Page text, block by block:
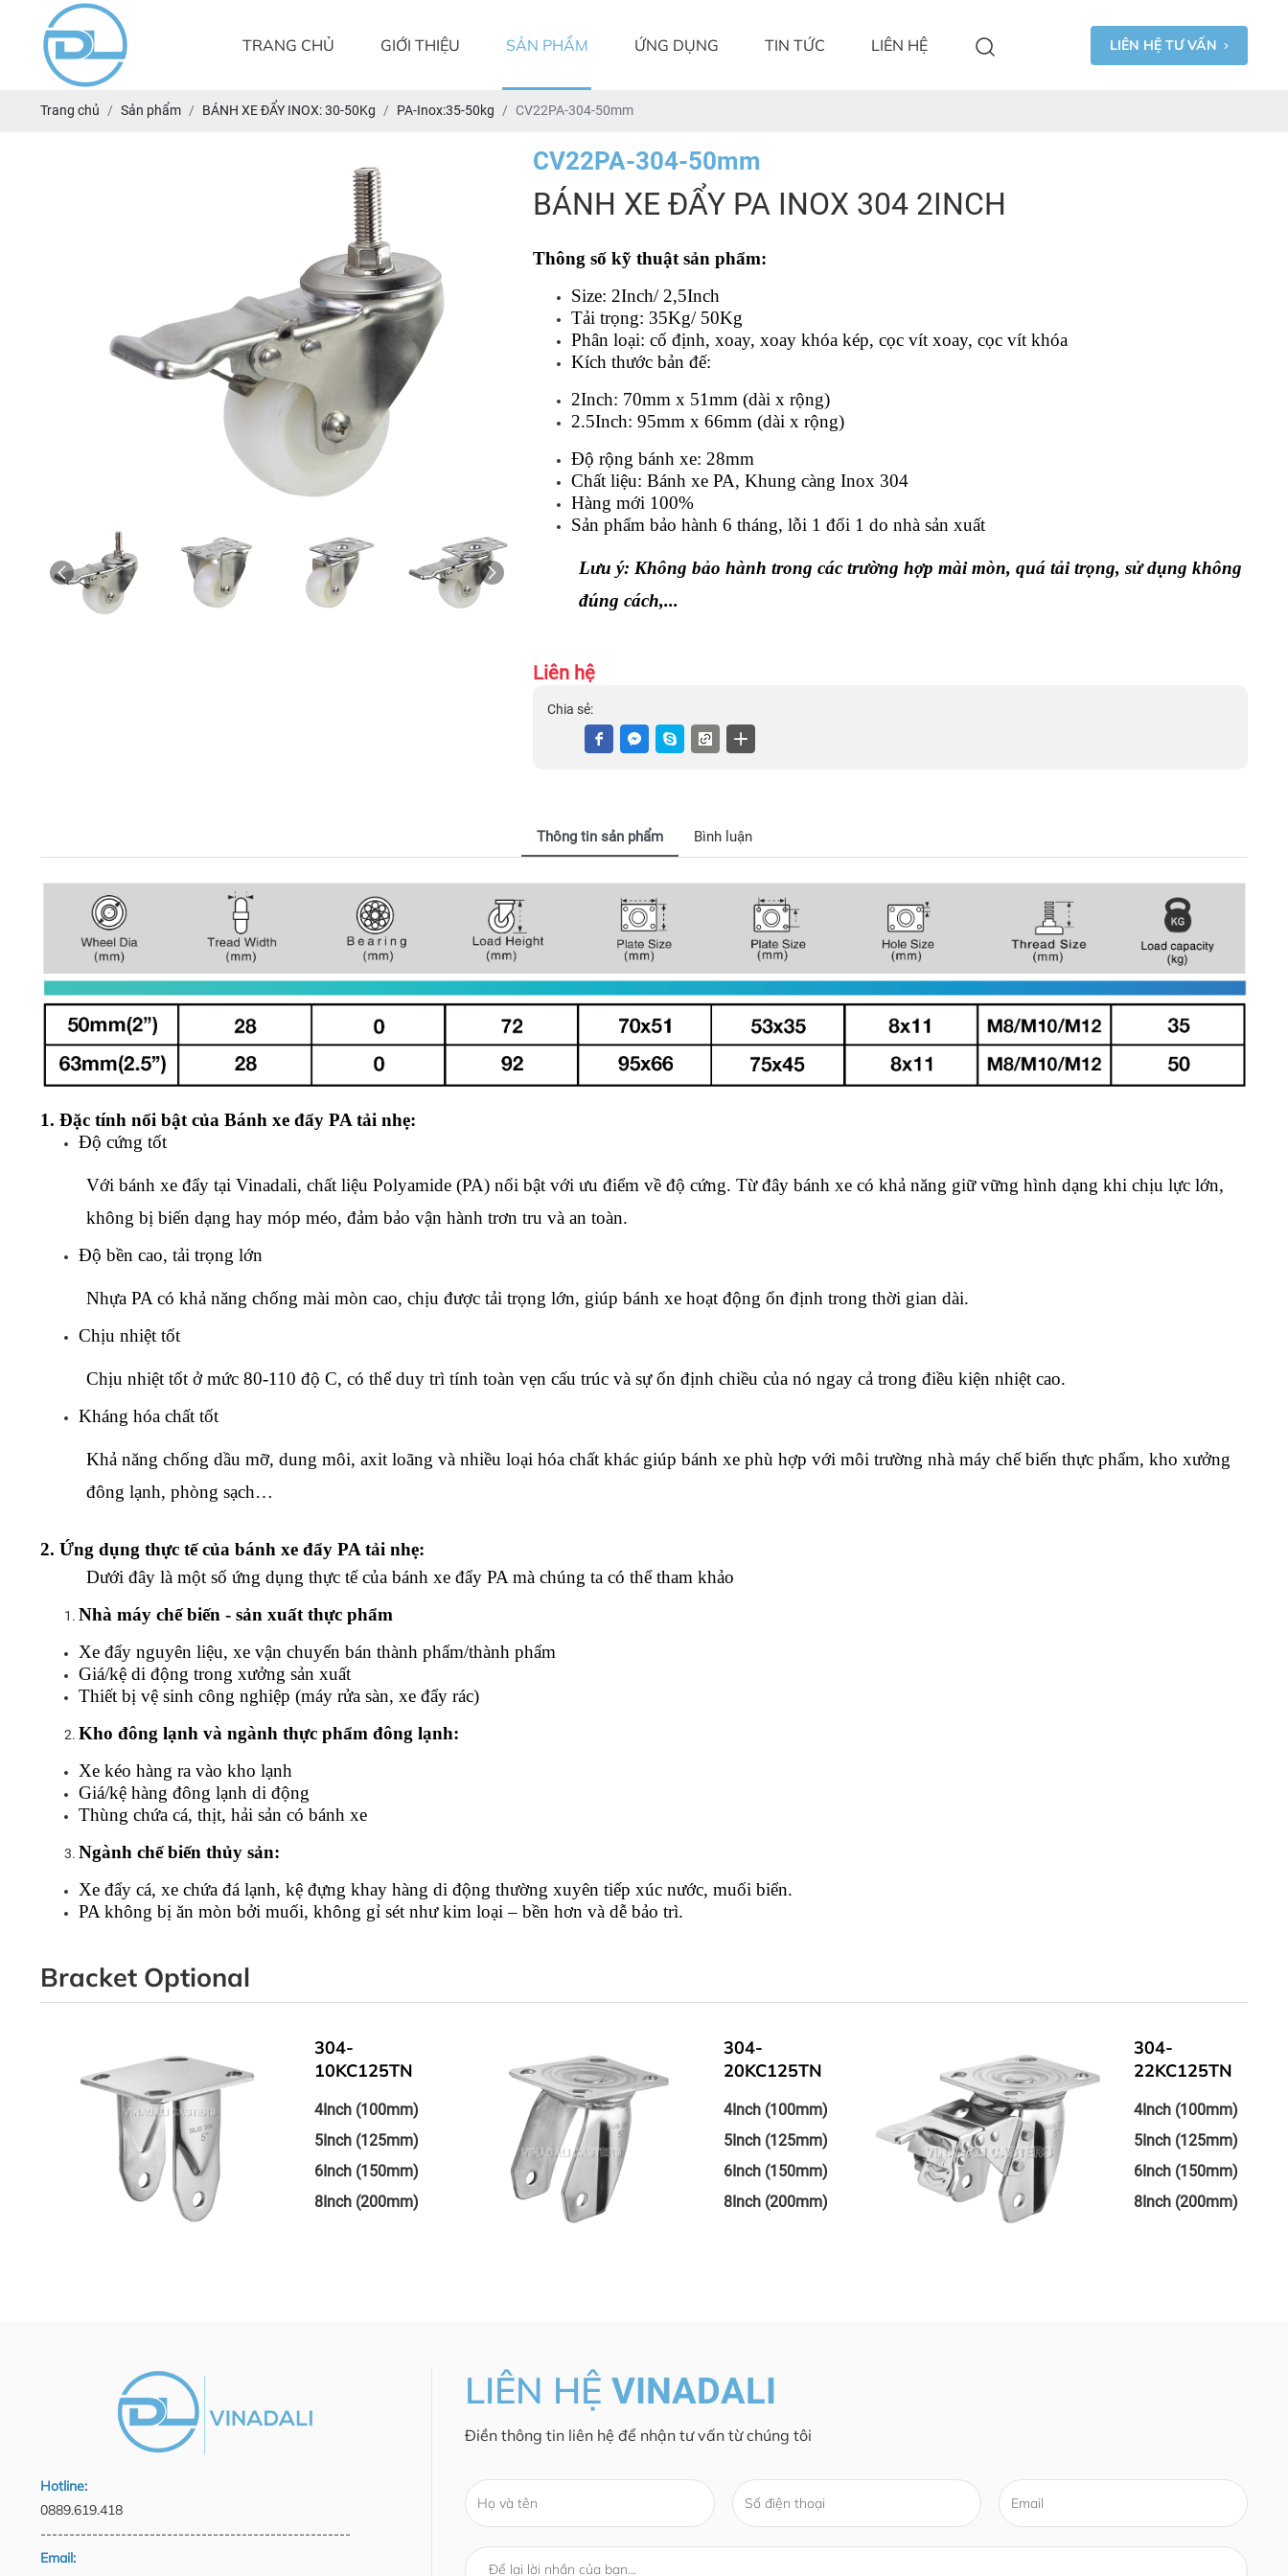
TRANG CHỦ GIỚI THIỆU SẢN PHẨM ỨNG DỤNG TIN TỨC LIÊN HỆ LIÊN HỆ TƯ VẤN
Trang chủ Sản phẩm BÁNH XE ĐẨY INOX: 30-50Kg PA-Inox:35-50kg CV22PA-304-50mm
CV22PA-304-50mm
BÁNH XE ĐẨY PA INOX 304 2INCH
Thông số kỹ thuật sản phẩm:
Size: 2Inch/ 2,5Inch
Tải trọng: 35Kg/ 50Kg
Phân loại: cố định, xoay, xoay khóa kép, cọc vít xoay, cọc vít khóa
Kích thước bản đế:
2Inch: 70mm x 51mm (dài x rộng)
2.5Inch: 95mm x 66mm (dài x rộng)
Độ rộng bánh xe: 28mm
Chất liệu: Bánh xe PA, Khung càng Inox 304
Hàng mới 100%
Sản phẩm bảo hành 6 tháng, lỗi 1 đổi 1 do nhà sản xuất
Lưu ý: Không bảo hành trong các trường hợp mài mòn, quá tải trọng, sử dụng không
đúng cách,...
Liên hệ
Chia sẻ:
Thông tin sản phẩm Bình luận
1. Đặc tính nổi bật của Bánh xe đẩy PA tải nhẹ:
Độ cứng tốt
Với bánh xe đẩy tại Vinadali, chất liệu Polyamide (PA) nổi bật với ưu điểm về độ cứng. Từ đây bánh xe có khả năng giữ vững hình dạng khi chịu lực lớn,
không bị biến dạng hay móp méo, đảm bảo vận hành trơn tru và an toàn.
Độ bền cao, tải trọng lớn
Nhựa PA có khả năng chống mài mòn cao, chịu được tải trọng lớn, giúp bánh xe hoạt động ổn định trong thời gian dài.
Chịu nhiệt tốt
Chịu nhiệt tốt ở mức 80-110 độ C, có thể duy trì tính toàn vẹn cấu trúc và sự ổn định chiều của nó ngay cả trong điều kiện nhiệt cao.
Kháng hóa chất tốt
Khả năng chống dầu mỡ, dung môi, axit loãng và nhiều loại hóa chất khác giúp bánh xe phù hợp với môi trường nhà máy chế biến thực phẩm, kho xưởng
đông lạnh, phòng sạch…
2. Ứng dụng thực tế của bánh xe đẩy PA tải nhẹ:
Dưới đây là một số ứng dụng thực tế của bánh xe đẩy PA mà chúng ta có thể tham khảo
Nhà máy chế biến - sản xuất thực phẩm
Xe đẩy nguyên liệu, xe vận chuyển bán thành phẩm/thành phẩm
Giá/kệ di động trong xưởng sản xuất
Thiết bị vệ sinh công nghiệp (máy rửa sàn, xe đẩy rác)
Kho đông lạnh và ngành thực phẩm đông lạnh:
Xe kéo hàng ra vào kho lạnh
Giá/kệ hàng đông lạnh di động
Thùng chứa cá, thịt, hải sản có bánh xe
Ngành chế biến thủy sản:
Xe đẩy cá, xe chứa đá lạnh, kệ đựng khay hàng di động thường xuyên tiếp xúc nước, muối biển.
PA không bị ăn mòn bởi muối, không gỉ sét như kim loại – bền hơn và dễ bảo trì.
Bracket Optional
304-
10KC125TN
4Inch (100mm)
5Inch (125mm)
6Inch (150mm)
8Inch (200mm)
304-
20KC125TN
4Inch (100mm)
5Inch (125mm)
6Inch (150mm)
8Inch (200mm)
304-
22KC125TN
4Inch (100mm)
5Inch (125mm)
6Inch (150mm)
8Inch (200mm)
Hotline:
0889.619.418
------------------------------------------------------
Email:
LIÊN HỆVINADALI
Điền thông tin liên hệ để nhận tư vấn từ chúng tôi